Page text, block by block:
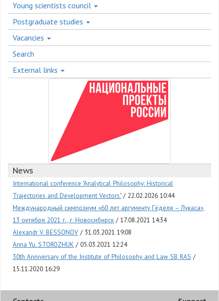
Young scientists council
Postgraduate studies
Vacancies
Search
External links
News
International conference "Analytical Philosophy: Historical
Trajectories and Development Vectors"
22.02.2026 10:44
Международный симпозиум «60 лет аргументу Гёделя – Лукаса»,
13 октября 2021 г., г. Новосибирск
17.08.2021 14:34
Alexandr V. BESSONOV
31.03.2021 19:08
Anna Yu. STOROZHUK
05.03.2021 12:24
30th Anniversary of the Institute of Philosophy and Law SB RAS
15.11.2020 16:29